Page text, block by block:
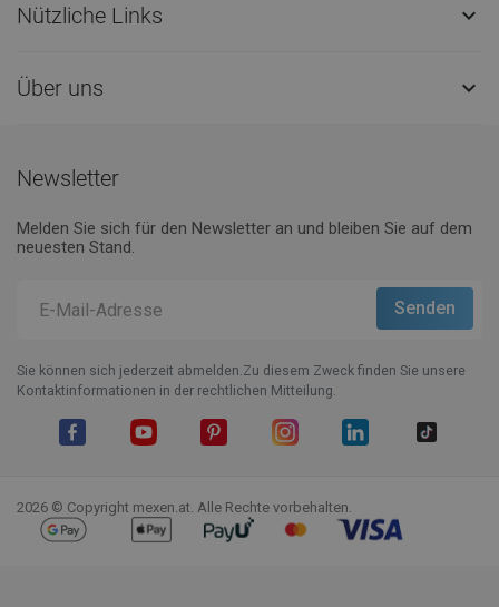
Nützliche Links 
Über uns 
Newsletter
Melden Sie sich für den Newsletter an und bleiben Sie auf dem
neuesten Stand.
Sie können sich jederzeit abmelden.Zu diesem Zweck finden Sie unsere
Kontaktinformationen in der rechtlichen Mitteilung.
2026 © Copyright mexen.at. Alle Rechte vorbehalten.